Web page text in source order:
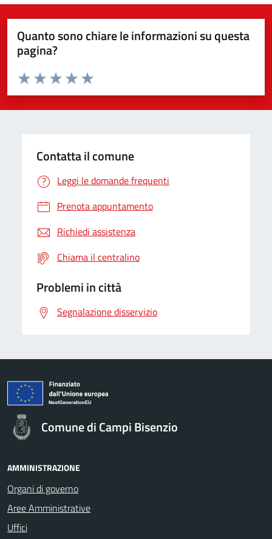
Quanto sono chiare le informazioni su questa
pagina?
Valuta da 1 a 5 stelle la pagina
Valuta 5 stelle su 5
Valuta 4 stelle su 5
Valuta 3 stelle su 5
Valuta 2 stelle su 5
Valuta 1 stelle su 5
Contatta il comune
Leggi le domande frequenti
Prenota appuntamento
Richiedi assistenza
Chiama il centralino
Problemi in città
Segnalazione disservizio
Comune di Campi Bisenzio
AMMINISTRAZIONE
Organi di governo
Aree Amministrative
Uffici